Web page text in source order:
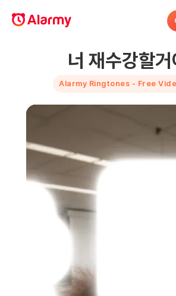
너 재수강할
Alarmy Ringtones - Free